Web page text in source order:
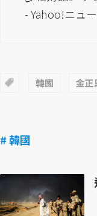
- Yahoo!ニュ
韓國 金正
# 韓國